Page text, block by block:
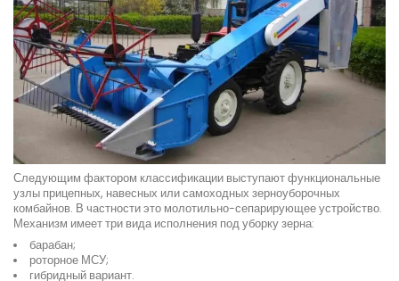
Следующим фактором классификации выступают функциональные
узлы прицепных, навесных или самоходных зерноуборочных
комбайнов. В частности это молотильно-сепарирующее устройство.
Механизм имеет три вида исполнения под уборку зерна:
барабан;
роторное МСУ;
гибридный вариант.